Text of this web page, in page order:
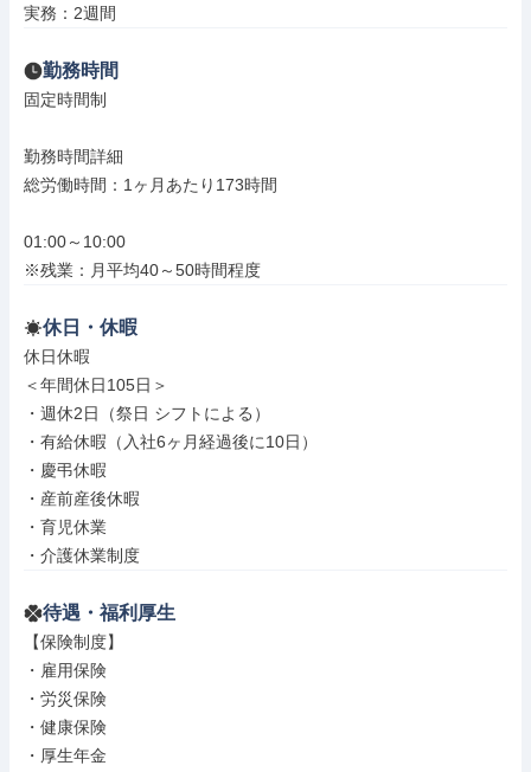
実務：2週間
勤務時間
固定時間制
勤務時間詳細
総労働時間：1ヶ月あたり173時間
01:00～10:00
※残業：月平均40～50時間程度
休日・休暇
休日休暇
＜年間休日105日＞
・週休2日（祭日 シフトによる）
・有給休暇（入社6ヶ月経過後に10日）
・慶弔休暇
・産前産後休暇
・育児休業
・介護休業制度
待遇・福利厚生
【保険制度】
・雇用保険
・労災保険
・健康保険
・厚生年金